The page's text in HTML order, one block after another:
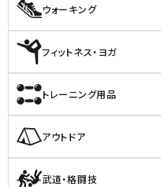
ウォーキング
フィットネス・ヨガ
トレーニング用品
アウトドア
武道・格闘技